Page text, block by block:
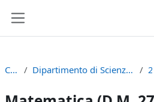
Courses Dipartimento di Scienze Fisiche, Informatiche e Matematiche